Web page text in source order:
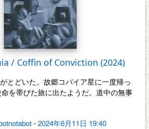
/ Coffin of Conviction (2024)
とどいた。故郷コバイア星に一度帰っ
を帯びた旅に出たようだ。道中の無事
-2024年6月11日 19:40